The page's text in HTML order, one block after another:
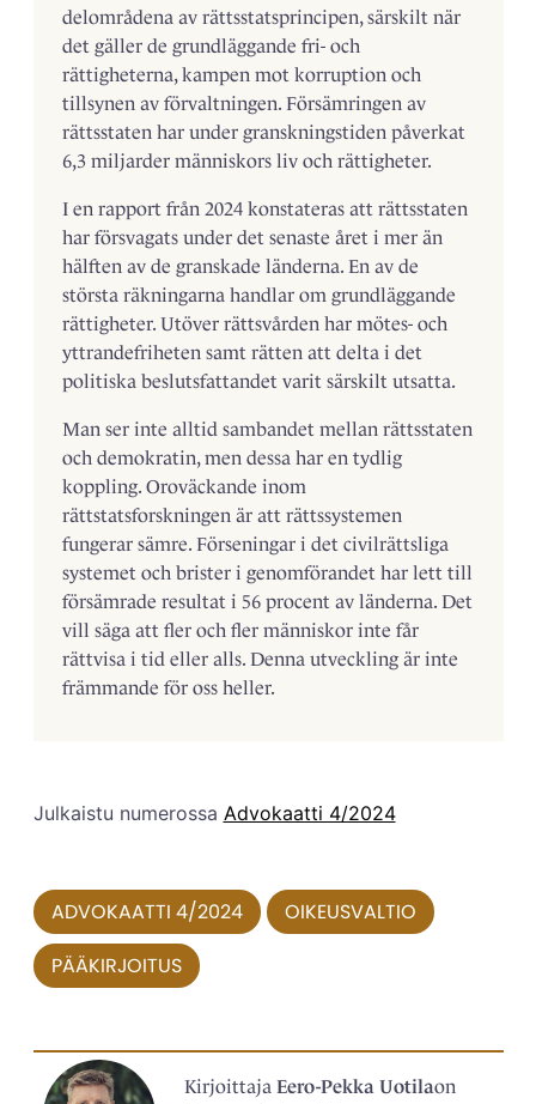
delområdena av rättsstatsprincipen, särskilt när
det gäller de grundläggande fri- och
rättigheterna, kampen mot korruption och
tillsynen av förvaltningen. Försämringen av
rättsstaten har under granskningstiden påverkat
6,3 miljarder människors liv och rättigheter.
I en rapport från 2024 konstateras att rättsstaten
har försvagats under det senaste året i mer än
hälften av de granskade länderna. En av de
största räkningarna handlar om grundläggande
rättigheter. Utöver rättsvården har mötes- och
yttrandefriheten samt rätten att delta i det
politiska beslutsfattandet varit särskilt utsatta.
Man ser inte alltid sambandet mellan rättsstaten
och demokratin, men dessa har en tydlig
koppling. Oroväckande inom
rättstatsforskningen är att rättssystemen
fungerar sämre. Förseningar i det civilrättsliga
systemet och brister i genomfö­randet har lett till
försämrade resultat i 56 procent av länderna. Det
vill säga att fler och fler människor inte får
rättvisa i tid eller alls. Denna utveckling är inte
främmande för oss heller.
Julkaistu numerossa Advokaatti 4/2024
ADVOKAATTI 4/2024
OIKEUSVALTIO
PÄÄKIRJOITUS
Kirjoittaja Eero-Pekka Uotilaon